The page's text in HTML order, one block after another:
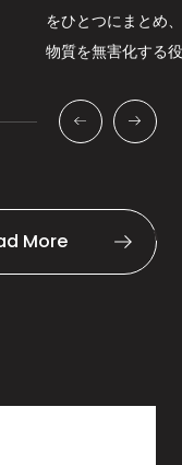
をひとつにまとめ
物質を無害化する
More